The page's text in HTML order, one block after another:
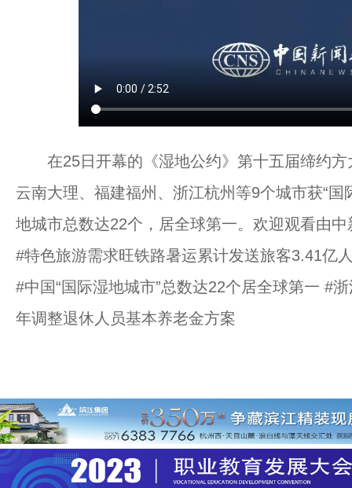
在25日开幕的《湿地公约》第十五届缔约方
云南大理、福建福州、浙江杭州等9个城市获“
地城市总数达22个，居全球第一。欢迎观看由
#特色旅游需求旺铁路暑运累计发送旅客3.41亿
#中国“国际湿地城市”总数达22个居全球第一 #
年调整退休人员基本养老金方案